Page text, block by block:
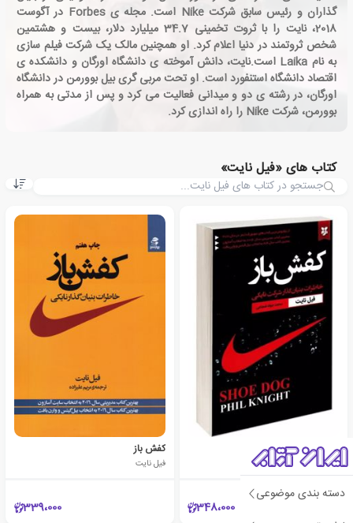
دسته بندی موضوعی
گذاران و رئیس سابق شرکت Nike است. مجله ی Forbes در آگوست
2018، نایت را با ثروت تخمینی 34.7 میلیارد دلار، بیست و هشتمین
شخص ثروتمند در دنیا اعلام کرد. او همچنین مالک یک شرکت فیلم سازی
به نام Laika است.نایت، دانش آموخته ی دانشگاه اورگان و دانشکده ی
اقتصاد دانشگاه استنفورد است. او تحت مربی گری بیل بوورمن در دانشگاه
اورگان، در رشته ی دو و میدانی فعالیت می کرد و پس از مدتی به همراه
بوورمن، شرکت Nike را راه اندازی کرد.
کتاب های «فیل نایت»
کفش باز
فیل نایت
348،000
کفش باز
فیل نایت
339،000